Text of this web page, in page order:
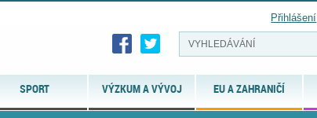
SPORT VÝZKUM A VÝVOJ EU A ZAHRANIČÍ
Přihlášení